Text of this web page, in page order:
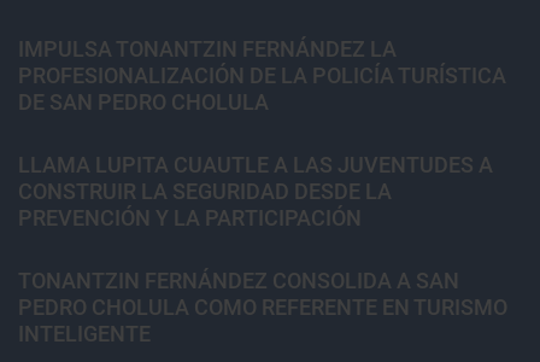
IMPULSA TONANTZIN FERNÁNDEZ LA
PROFESIONALIZACIÓN DE LA POLICÍA TURÍSTICA
DE SAN PEDRO CHOLULA
LLAMA LUPITA CUAUTLE A LAS JUVENTUDES A
CONSTRUIR LA SEGURIDAD DESDE LA
PREVENCIÓN Y LA PARTICIPACIÓN
TONANTZIN FERNÁNDEZ CONSOLIDA A SAN
PEDRO CHOLULA COMO REFERENTE EN TURISMO
INTELIGENTE